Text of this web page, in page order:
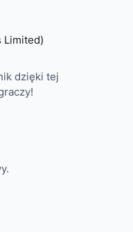
Limited)
dzięki tej